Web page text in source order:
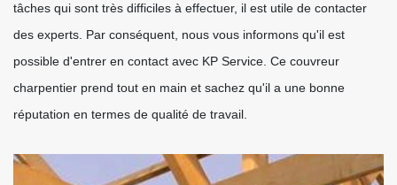
tâches qui sont très difficiles à effectuer, il est utile de contacter
des experts. Par conséquent, nous vous informons qu'il est
possible d'entrer en contact avec KP Service. Ce couvreur
charpentier prend tout en main et sachez qu'il a une bonne
réputation en termes de qualité de travail.